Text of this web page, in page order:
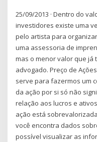
25/09/2013 · Dentro do
investidores existe uma
pelo artista para
uma assessoria de
mas o menor valor que já
advogado. Preço de
serve para fazermos um
da ação por si só não
relação aos lucros e
ação está
você encontra dados
possível visualizar as